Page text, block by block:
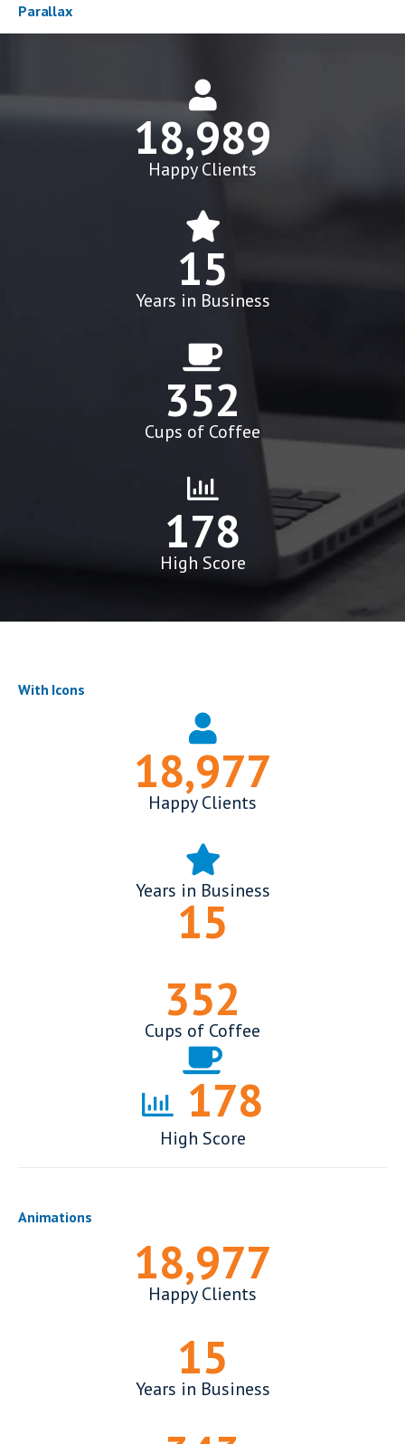
Parallax
19,000+
Happy Clients
15
Years in Business
352
Cups of Coffee
178
High Score
With Icons
19,000+
Happy Clients
Years in Business
15
352
Cups of Coffee
178
High Score
Animations
19,000+
Happy Clients
15
Years in Business